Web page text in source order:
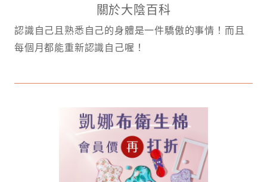
關於大陰百科
認識自己且熟悉自己的身體是一件驕傲的事情！而且
每個月都能重新認識自己喔！